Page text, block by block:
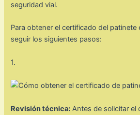
seguridad vial.
Para obtener el certificado del patinete
seguir los siguientes pasos:
1.
Revisión técnica: Antes de solicitar el